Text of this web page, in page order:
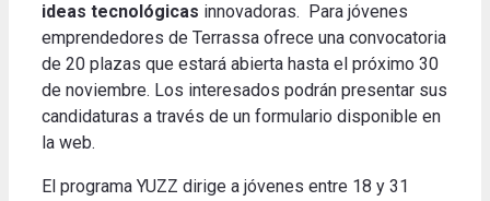
ideas tecnológicas innovadoras. Para jóvenes
emprendedores de Terrassa ofrece una convocatoria
de 20 plazas que estará abierta hasta el próximo 30
de noviembre. Los interesados ​​podrán presentar sus
candidaturas a través de un formulario disponible en
la web.
El programa YUZZ dirige a jóvenes entre 18 y 31